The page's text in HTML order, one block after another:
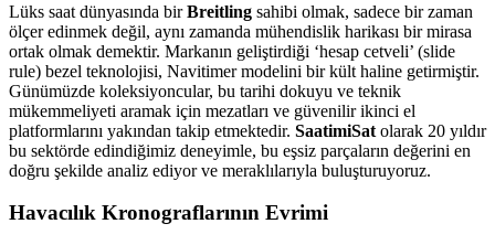
Lüks saat dünyasında birBreitling sahibi olmak, sadece bir zaman
ölçer edinmek değil, aynı zamanda mühendislik harikası bir mirasa
ortak olmak demektir. Markanın geliştirdiği ‘hesap cetveli’ (slide
rule) bezel teknolojisi, Navitimer modelini bir kült haline getirmiştir.
Günümüzde koleksiyoncular, bu tarihi dokuyu ve teknik
mükemmeliyeti aramak için mezatları ve güvenilir ikinci el
platformlarını yakından takip etmektedir. SaatimiSat olarak 20 yıldır
bu sektörde edindiğimiz deneyimle, bu eşsiz parçaların değerini en
doğru şekilde analiz ediyor ve meraklılarıyla buluşturuyoruz.
Havacılık Kronograflarının Evrimi